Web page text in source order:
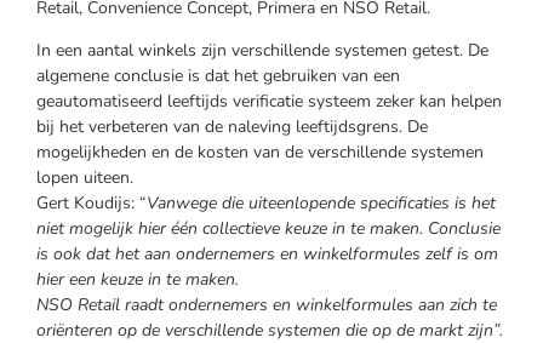
Retail, Convenience Concept, Primera en NSO Retail.
In een aantal winkels zijn verschillende systemen getest. De
algemene conclusie is dat het gebruiken van een
geautomatiseerd leeftijds verificatie systeem zeker kan helpen
bij het verbeteren van de naleving leeftijdsgrens. De
mogelijkheden en de kosten van de verschillende systemen
lopen uiteen.
Gert Koudijs: “Vanwege die uiteenlopende specificaties is het
niet mogelijk hier één collectieve keuze in te maken. Conclusie
is ook dat het aan ondernemers en winkelformules zelf is om
hier een keuze in te maken.
NSO Retail raadt ondernemers en winkelformules aan zich te
oriënteren op de verschillende systemen die op de markt zijn”.